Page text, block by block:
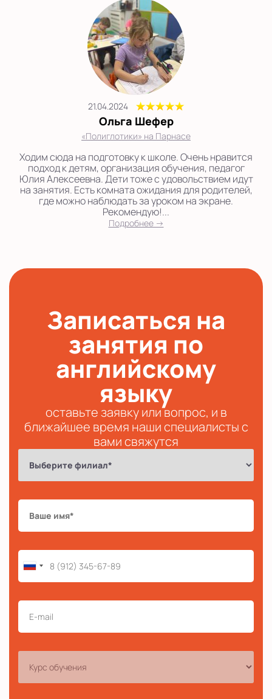
21.04.2024
Ольга Шефер
«Полиглотики» на Парнасе
Ходим сюда на подготовку к школе. Очень нравится
подход к детям, организация обучения, педагог
Юлия Алексеевна. Дети тоже с удовольствием идут
на занятия. Есть комната ожидания для родителей,
где можно наблюдать за уроком на экране.
Рекомендую!...
Подробнее →
Записаться на
занятия по
английскому
языку
оставьте заявку или вопрос, и в
ближайшее время наши специалисты с
вами свяжутся